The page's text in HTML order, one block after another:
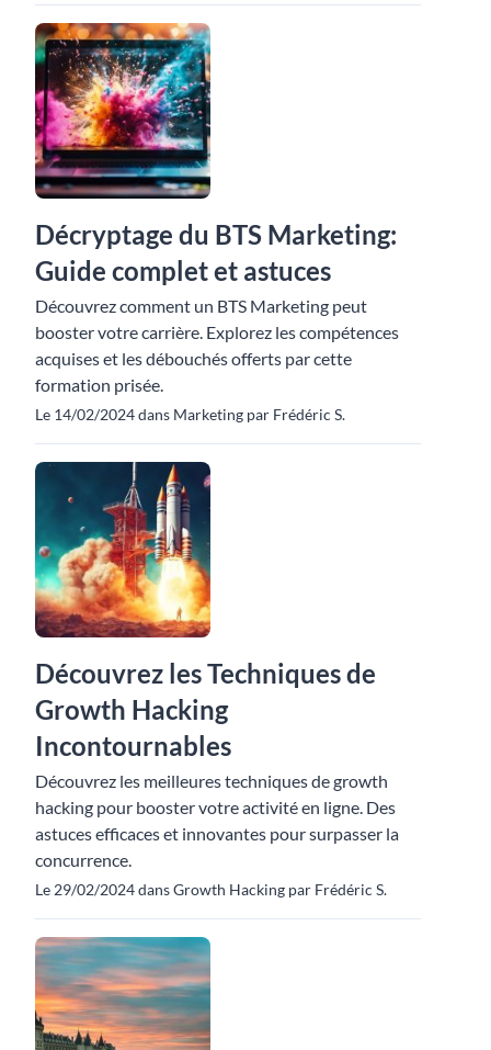
Décryptage du BTS Marketing:
Guide complet et astuces
Découvrez comment un BTS Marketing peut
booster votre carrière. Explorez les compétences
acquises et les débouchés offerts par cette
formation prisée.
Le 14/02/2024 dans Marketing par Frédéric S.
Découvrez les Techniques de
Growth Hacking
Incontournables
Découvrez les meilleures techniques de growth
hacking pour booster votre activité en ligne. Des
astuces efficaces et innovantes pour surpasser la
concurrence.
Le 29/02/2024 dans Growth Hacking par Frédéric S.